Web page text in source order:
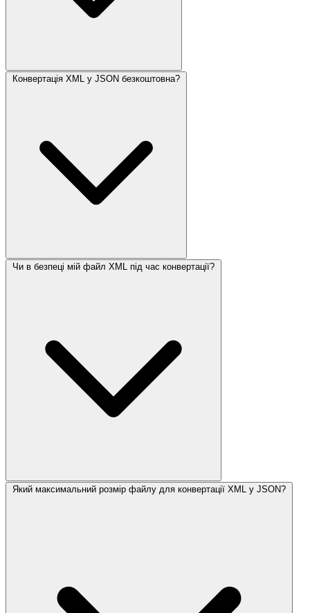
Конвертація XML у JSON безкоштовна?
Чи в безпеці мій файл XML під час конвертації?
Який максимальний розмір файлу для конвертації XML у JSON?